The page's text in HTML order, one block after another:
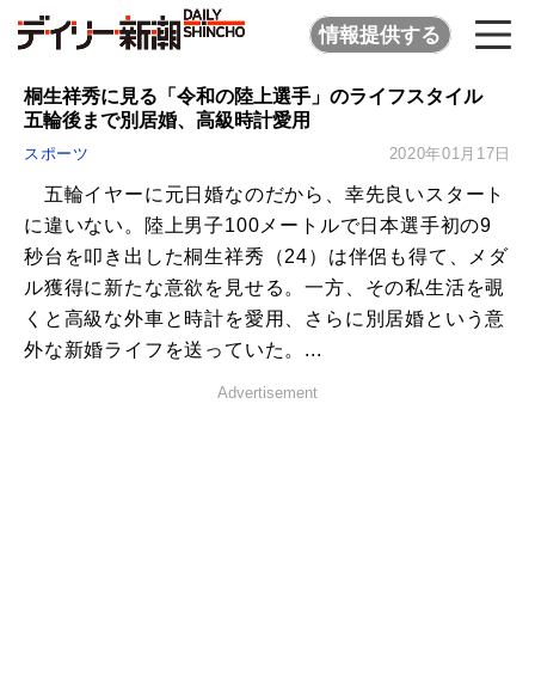
情報提供する
桐生祥秀に見る「令和の陸上選手」のライフスタイル
五輪後まで別居婚、高級時計愛用
スポーツ 2020年01月17日
五輪イヤーに元日婚なのだから、幸先良いスタート
に違いない。陸上男子100メートルで日本選手初の9
秒台を叩き出した桐生祥秀（24）は伴侶も得て、メダ
ル獲得に新たな意欲を見せる。一方、その私生活を覗
くと高級な外車と時計を愛用、さらに別居婚という意
外な新婚ライフを送っていた。...
Advertisement